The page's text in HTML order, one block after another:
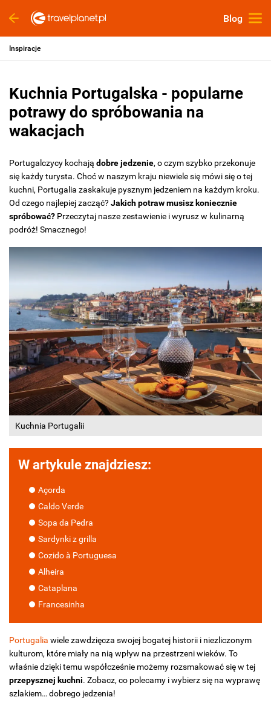
Blog
Inspiracje
Kuchnia Portugalska - popularne
potrawy do spróbowania na
wakacjach
Portugalczycy kochają dobre jedzenie, o czym szybko przekonuje
się każdy turysta. Choć w naszym kraju niewiele się mówi się o tej
kuchni, Portugalia zaskakuje pysznym jedzeniem na każdym kroku.
Od czego najlepiej zacząć? Jakich potraw musisz koniecznie
spróbować? Przeczytaj nasze zestawienie i wyrusz w kulinarną
podróż! Smacznego!
Kuchnia Portugalii
W artykule znajdziesz:
Açorda
Caldo Verde
Sopa da Pedra
Sardynki z grilla
Cozido à Portuguesa
Alheira
Cataplana
Francesinha
Portugalia wiele zawdzięcza swojej bogatej historii i niezliczonym
kulturom, które miały na nią wpływ na przestrzeni wieków. To
właśnie dzięki temu współcześnie możemy rozsmakować się w tej
przepysznej kuchni. Zobacz, co polecamy i wybierz się na wyprawę
szlakiem… dobrego jedzenia!